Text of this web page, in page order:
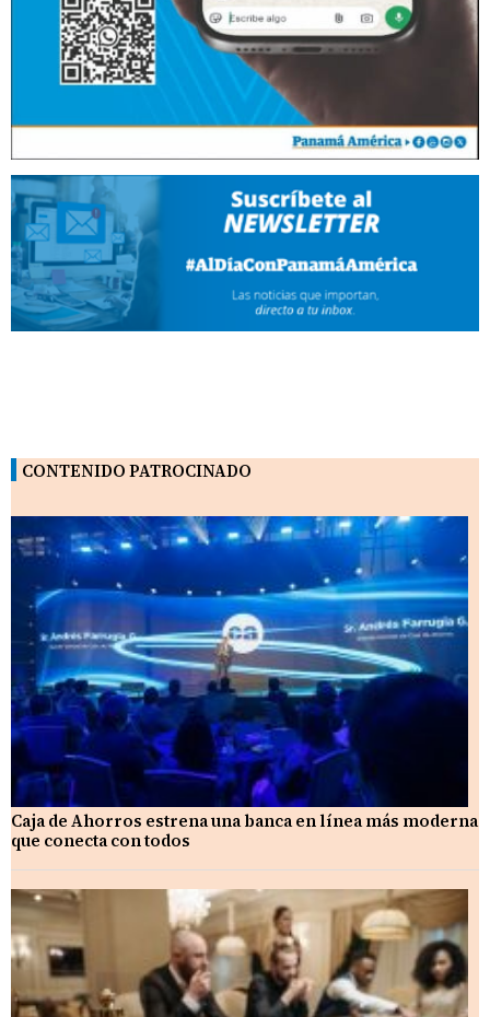
CONTENIDO PATROCINADO
Caja de Ahorros estrena una banca en línea más moderna
que conecta con todos